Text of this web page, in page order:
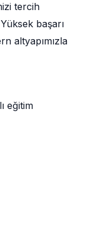
tercih
başarı
altyapımızla
eğitim